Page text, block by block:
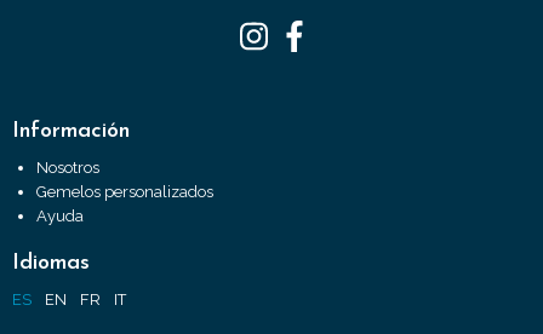
Información
Nosotros
Gemelos personalizados
Ayuda
Idiomas
ES EN FR IT